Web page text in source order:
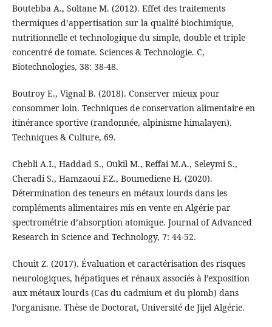
Boutebba A., Soltane M. (2012). Effet des traitements
thermiques d’appertisation sur la qualité biochimique,
nutritionnelle et technologique du simple, double et triple
concentré de tomate. Sciences & Technologie. C,
Biotechnologies, 38: 38-48.
Boutroy E., Vignal B. (2018). Conserver mieux pour
consommer loin. Techniques de conservation alimentaire en
itinérance sportive (randonnée, alpinisme himalayen).
Techniques & Culture, 69.
Chebli A.I., Haddad S., Oukil M., Reffai M.A., Seleymi S.,
Cheradi S., Hamzaoui F.Z., Boumediene H. (2020).
Détermination des teneurs en métaux lourds dans les
compléments alimentaires mis en vente en Algérie par
spectrométrie d’absorption atomique. Journal of Advanced
Research in Science and Technology, 7: 44‑52.
Chouit Z. (2017). Évaluation et caractérisation des risques
neurologiques, hépatiques et rénaux associés à l’exposition
aux métaux lourds (Cas du cadmium et du plomb) dans
l’organisme. Thèse de Doctorat, Université de Jijel Algérie.